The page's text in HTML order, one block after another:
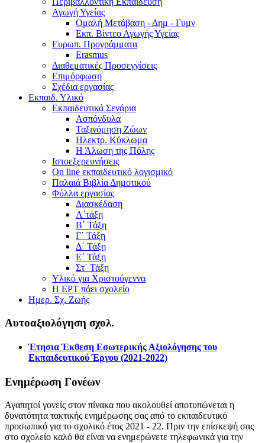
Αγωγή Υγείας
Ομαλή Μετάβαση - Δημ - Γυμν
Εκπ. Βίντεο Αγωγής Υγείας
Ευρωπ. Προγράμματα
Erasmus
Διαθεματικές Προσεγγίσεις
Επιμόρφωση
Σχέδια εργασίας
Εκπαιδ. Υλικό
Εκπαιδευτικά Σενάρια
Ασπόνδυλα
Ταξινόμηση Ζώων
Ηλεκτρ. Κύκλωμα
Η Άλωση της Πόλης
Ιστοεξερευνήσεις
On line εκπαιδευτικό λογισμικό
Παλαιά Βιβλία Δημοτικού
Φύλλα εργασίας
Διασκέδαση
Α΄τάξη
Β΄ Τάξη
Γ΄ Τάξη
Δ΄ Τάξη
Ε΄ Τάξη
Στ΄ Τάξη
Υλικό για Χριστούγεννα
Η ΕΡΤ πάει σχολείο
Ημερ. Σχ. Ζωής
Αυτοαξιολόγηση σχολ.
Έτησια Έκθεση Εσωτερικής Αξιολόγησης του
Εκπαιδευτικού Έργου (2021-2022)
Ενημέρωση Γονέων
Αγαπητοί γονείς στον πίνακα που ακολουθεί αποτυπώνεται η
δυνατότητα τακτικής ενημέρωσης σας από το εκπαιδευτικό
προσωπικό για το σχολικό έτος 2021 - 22. Πριν την επίσκεψή σας
στο σχολείο καλό θα είναι να ενημερώνετε τηλεφωνικά για την